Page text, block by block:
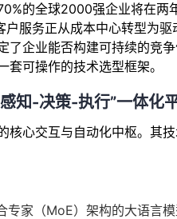
的全球2000强企业将在两
服务正从成本中心转型为
了企业能否构建可持续的竞
可操作的技术选型框架。
知-决策-执行”一体化
核心交互与自动化中枢。其
家（MoE）架构的大语言